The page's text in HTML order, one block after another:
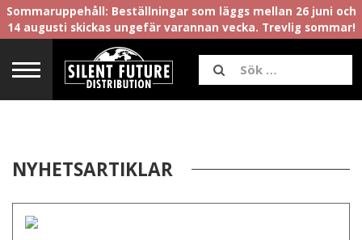
Sommaruppehåll: Beställningar som läggs mellan 26 juni och
14 augusti skickas ungefär varannan vecka. Trevlig sommar!
NYHETSARTIKLAR